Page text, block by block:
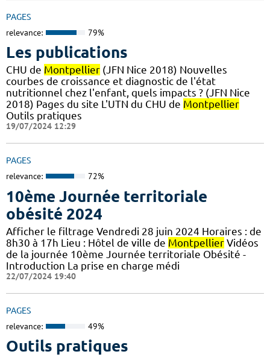
PAGES
relevance: 79%
Les publications
CHU de Montpellier (JFN Nice 2018) Nouvelles
courbes de croissance et diagnostic de l'état
nutritionnel chez l'enfant, quels impacts ? (JFN Nice
2018) Pages du site L'UTN du CHU de Montpellier
Outils pratiques
19/07/2024 12:29
PAGES
relevance: 72%
10ème Journée territoriale
obésité 2024
Afficher le filtrage Vendredi 28 juin 2024 Horaires : de
8h30 à 17h Lieu : Hôtel de ville de Montpellier Vidéos
de la journée 10ème Journée territoriale Obésité -
Introduction La prise en charge médi
22/07/2024 19:40
PAGES
relevance: 49%
Outils pratiques